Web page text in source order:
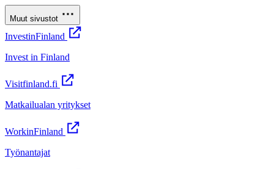
Muut sivustot
InvestinFinland
Invest in Finland
Visitfinland.fi
Matkailualan yritykset
WorkinFinland
Työnantajat